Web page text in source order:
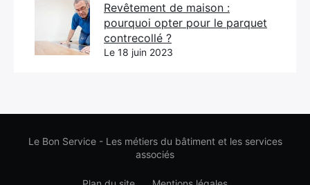
Revêtement de maison :
pourquoi opter pour le parquet
contrecollé ?
Le 18 juin 2023
Le Bon Service - Les métiers du bâtiment et les services
associés